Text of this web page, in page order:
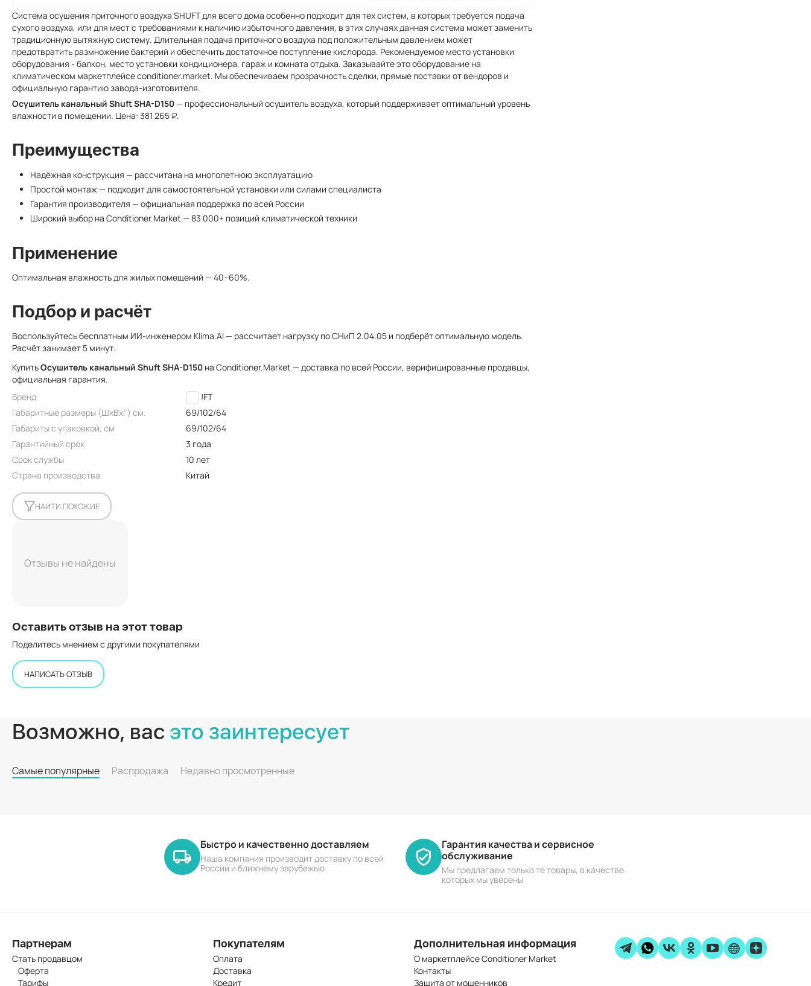
Система осушения приточного воздуха SHUFT для всего дома особенно подходит для тех систем, в которых требуется подача
сухого воздуха, или для мест с требованиями к наличию избыточного давления, в этих случаях данная система может заменить
традиционную вытяжную систему. Длительная подача приточного воздуха под положительным давлением может
предотвратить размножение бактерий и обеспечить достаточное поступление кислорода. Рекомендуемое место установки
оборудования - балкон, место установки кондиционера, гараж и комната отдыха. Заказывайте это оборудование на
климатическом маркетплейсе conditioner.market. Мы обеспечиваем прозрачность сделки, прямые поставки от вендоров и
официальную гарантию завода-изготовителя.
Осушитель канальный Shuft SHA-D150— профессиональный осушитель воздуха, который поддерживает оптимальный уровень
влажности в помещении. Цена: 381 265 ₽.
Преимущества
Надёжная конструкция — рассчитана на многолетнюю эксплуатацию
Простой монтаж — подходит для самостоятельной установки или силами специалиста
Гарантия производителя — официальная поддержка по всей России
Широкий выбор на Conditioner.Market — 83 000+ позиций климатической техники
Применение
Оптимальная влажность для жилых помещений — 40–60%.
Подбор и расчёт
Воспользуйтесь бесплатным ИИ-инженером Klima.AI— рассчитает нагрузку по СНиП 2.04.05 и подберёт оптимальную модель.
Расчёт занимает 5 минут.
КупитьОсушитель канальный Shuft SHA-D150 на Conditioner.Market — доставка по всей России, верифицированные продавцы,
официальная гарантия.
Бренд
SHUFT
Габаритные размеры (ШxВxГ) см.
69/102/64
Габариты с упаковкой, см
69/102/64
Гарантийный срок
3 года
Срок службы
10 лет
Страна производства
Китай
НАЙТИ ПОХОЖИЕ
Отзывы не найдены
Оставить отзыв на этот товар
Поделитесь мнением с другими покупателями
НАПИСАТЬ ОТЗЫВ
Возможно, вас это заинтересует
Самые популярные Распродажа Недавно просмотренные
Быстро и качественно доставляем
Наша компания производит доставку по всей
России и ближнему зарубежью
Гарантия качества и сервисное
обслуживание
Мы предлагаем только те товары, в качестве
которых мы уверены
Партнерам
Стать продавцом
Оферта
Тарифы
Покупателям
Оплата
Доставка
Кредит
Дополнительная информация
О маркетплейсе Conditioner Market
Контакты
Защита от мошенников